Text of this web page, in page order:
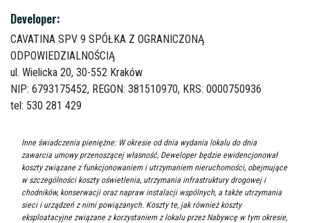
Developer:
CAVATINA SPV 9 SPÓŁKA Z OGRANICZONĄ
ODPOWIEDZIALNOŚCIĄ
ul. Wielicka 20, 30-552 Kraków
NIP: 6793175452, REGON: 381510970, KRS: 0000750936
tel: 530 281 429
Inne świadczenia pieniężne: W okresie od dnia wydania lokalu do dnia
zawarcia umowy przenoszącej własność, Deweloper będzie ewidencjonował
koszty związane z funkcjonowaniem i utrzymaniem nieruchomości, obejmujące
w szczególności koszty oświetlenia, utrzymania infrastruktury drogowej i
chodników, konserwacji oraz napraw instalacji wspólnych, a także utrzymania
sieci i urządzeń z nimi powiązanych. Koszty te, jak również koszty
eksploatacyjne związane z korzystaniem z lokalu przez Nabywcę w tym okresie,